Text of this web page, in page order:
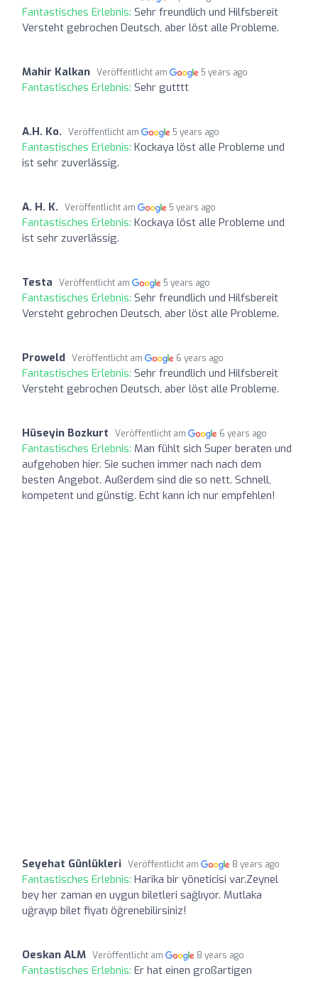
Fantastisches Erlebnis: Sehr freundlich und Hilfsbereit
Versteht gebrochen Deutsch, aber löst alle Probleme.
Mahir Kalkan Veröffentlicht am 5 years ago
Fantastisches Erlebnis: Sehr gutttt
A.H. Ko. Veröffentlicht am 5 years ago
Fantastisches Erlebnis: Kockaya löst alle Probleme und
ist sehr zuverlässig.
A. H. K. Veröffentlicht am 5 years ago
Fantastisches Erlebnis: Kockaya löst alle Probleme und
ist sehr zuverlässig.
Testa Veröffentlicht am 5 years ago
Fantastisches Erlebnis: Sehr freundlich und Hilfsbereit
Versteht gebrochen Deutsch, aber löst alle Probleme.
Proweld Veröffentlicht am 6 years ago
Fantastisches Erlebnis: Sehr freundlich und Hilfsbereit
Versteht gebrochen Deutsch, aber löst alle Probleme.
Hüseyin Bozkurt Veröffentlicht am 6 years ago
Fantastisches Erlebnis: Man fühlt sich Super beraten und
aufgehoben hier. Sie suchen immer nach nach dem
besten Angebot. Außerdem sind die so nett. Schnell,
kompetent und günstig. Echt kann ich nur empfehlen!
Seyehat Günlükleri Veröffentlicht am 8 years ago
Fantastisches Erlebnis: Harika bir yöneticisi var.Zeynel
bey her zaman en uygun biletleri sağlıyor. Mutlaka
uğrayıp bilet fiyatı öğrenebilirsiniz!
Oeskan ALM Veröffentlicht am 8 years ago
Fantastisches Erlebnis: Er hat einen großartigen